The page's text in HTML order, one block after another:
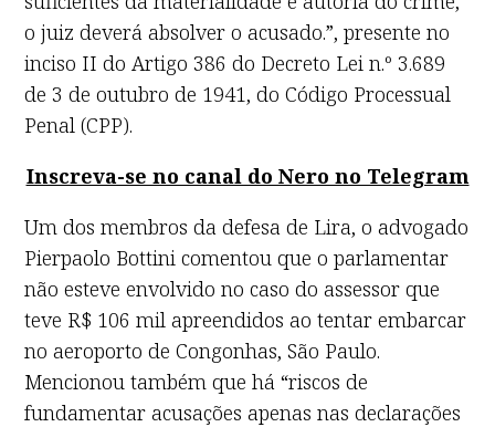
o juiz deverá absolver o acusado.”, presente no
inciso II do Artigo 386 do Decreto Lei n.º 3.689
de 3 de outubro de 1941, do Código Processual
Penal (CPP).
Inscreva-se no canal do Nero no Telegram
Um dos membros da defesa de Lira, o advogado
Pierpaolo Bottini comentou que o parlamentar
não esteve envolvido no caso do assessor que
teve R$ 106 mil apreendidos ao tentar embarcar
no aeroporto de Congonhas, São Paulo.
Mencionou também que há “riscos de
fundamentar acusações apenas nas declarações